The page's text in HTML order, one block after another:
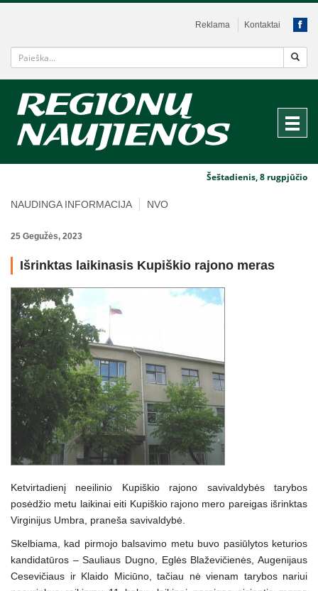
Reklama Kontaktai
Šeštadienis, 8 rugpjūčio
NAUDINGA INFORMACIJA NVO
25 Gegužės, 2023
Išrinktas laikinasis Kupiškio rajono meras
Ketvirtadienį neeilinio Kupiškio rajono savivaldybės tarybos
posėdžio metu laikinai eiti Kupiškio rajono mero pareigas išrinktas
Virginijus Umbra, praneša savivaldybė.
Skelbiama, kad pirmojo balsavimo metu buvo pasiūlytos keturios
kandidatūros – Sauliaus Dugno, Eglės Blaževičienės, Augenijaus
Cesevičiaus ir Klaido Miciūno, tačiau nė vienam tarybos nariui